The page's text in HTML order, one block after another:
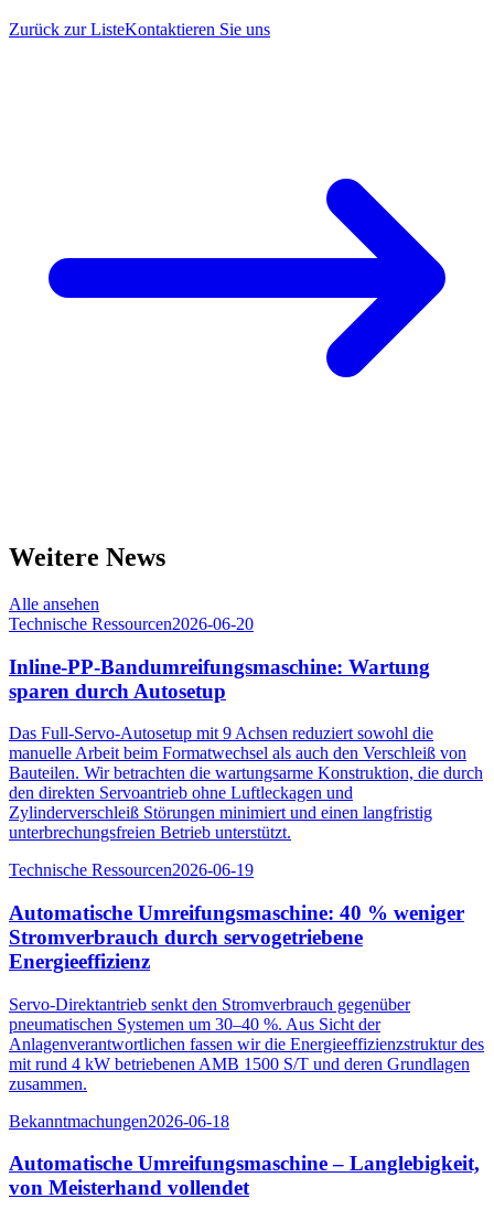
Zurück zur ListeKontaktieren Sie uns
Weitere News
Alle ansehen
Technische Ressourcen2026-06-20
Inline-PP-Bandumreifungsmaschine: Wartung
sparen durch Autosetup
Das Full-Servo-Autosetup mit 9 Achsen reduziert sowohl die
manuelle Arbeit beim Formatwechsel als auch den Verschleiß von
Bauteilen. Wir betrachten die wartungsarme Konstruktion, die durch
den direkten Servoantrieb ohne Luftleckagen und
Zylinderverschleiß Störungen minimiert und einen langfristig
unterbrechungsfreien Betrieb unterstützt.
Technische Ressourcen2026-06-19
Automatische Umreifungsmaschine: 40 % weniger
Stromverbrauch durch servogetriebene
Energieeffizienz
Servo-Direktantrieb senkt den Stromverbrauch gegenüber
pneumatischen Systemen um 30–40 %. Aus Sicht der
Anlagenverantwortlichen fassen wir die Energieeffizienzstruktur des
mit rund 4 kW betriebenen AMB 1500 S/T und deren Grundlagen
zusammen.
Bekanntmachungen2026-06-18
Automatische Umreifungsmaschine – Langlebigkeit,
von Meisterhand vollendet